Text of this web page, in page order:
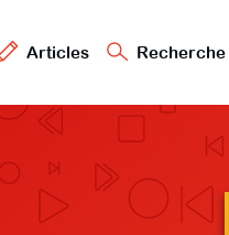
Articles Recherche